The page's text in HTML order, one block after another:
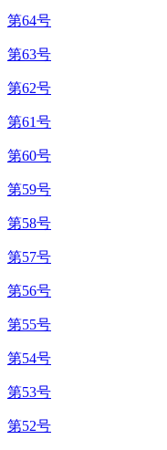
第64号
第63号
第62号
第61号
第60号
第59号
第58号
第57号
第56号
第55号
第54号
第53号
第52号